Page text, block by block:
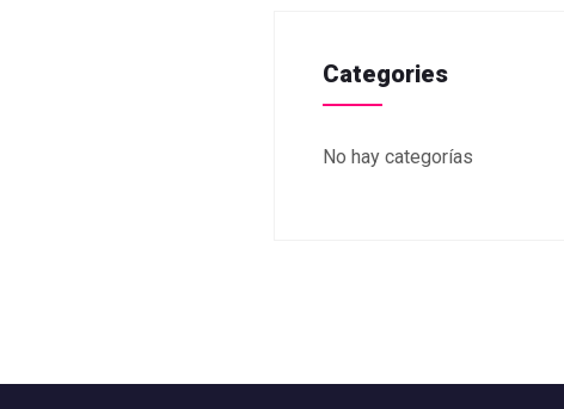
Categories
No hay categorías